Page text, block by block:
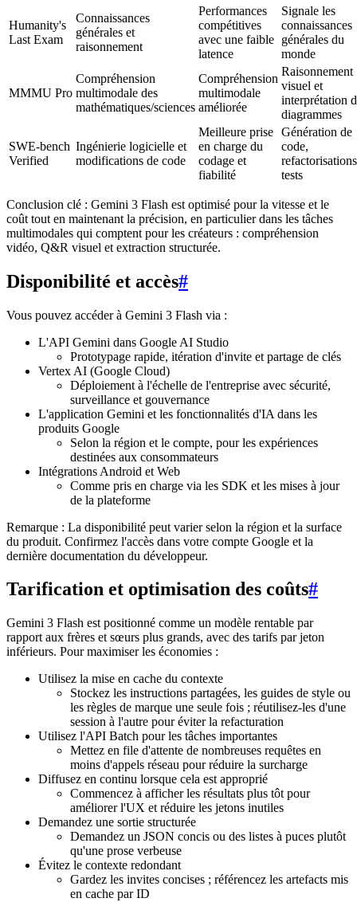
Humanity's
Last Exam
Connaissances
générales et
raisonnement
Performances
compétitives
avec une faible
latence
Signale les
connaissances
générales du
monde
MMMU Pro
Compréhension
multimodale des
mathématiques/sciences
Compréhension
multimodale
améliorée
Raisonnement
visuel et
interprétation
diagrammes
SWE-bench
Verified
Ingénierie logicielle et
modifications de code
Meilleure prise
en charge du
codage et
fiabilité
Génération de
code,
tests
Conclusion clé : Gemini 3 Flash est optimisé pour la vitesse et le
coût tout en maintenant la précision, en particulier dans les tâches
multimodales qui comptent pour les créateurs : compréhension
vidéo, Q&R visuel et extraction structurée.
Disponibilité et accès#
Vous pouvez accéder à Gemini 3 Flash via :
L'API Gemini dans Google AI Studio
Prototypage rapide, itération d'invite et partage de clés
Vertex AI (Google Cloud)
Déploiement à l'échelle de l'entreprise avec sécurité,
surveillance et gouvernance
L'application Gemini et les fonctionnalités d'IA dans les
produits Google
Selon la région et le compte, pour les expériences
destinées aux consommateurs
Intégrations Android et Web
Comme pris en charge via les SDK et les mises à jour
de la plateforme
Remarque : La disponibilité peut varier selon la région et la surface
du produit. Confirmez l'accès dans votre compte Google et la
dernière documentation du développeur.
Tarification et optimisation des coûts#
Gemini 3 Flash est positionné comme un modèle rentable par
rapport aux frères et sœurs plus grands, avec des tarifs par jeton
inférieurs. Pour maximiser les économies :
Utilisez la mise en cache du contexte
Stockez les instructions partagées, les guides de style ou
les règles de marque une seule fois ; réutilisez-les d'une
session à l'autre pour éviter la refacturation
Utilisez l'API Batch pour les tâches importantes
Mettez en file d'attente de nombreuses requêtes en
moins d'appels réseau pour réduire la surcharge
Diffusez en continu lorsque cela est approprié
Commencez à afficher les résultats plus tôt pour
améliorer l'UX et réduire les jetons inutiles
Demandez une sortie structurée
Demandez un JSON concis ou des listes à puces plutôt
qu'une prose verbeuse
Évitez le contexte redondant
Gardez les invites concises ; référencez les artefacts mis
en cache par ID